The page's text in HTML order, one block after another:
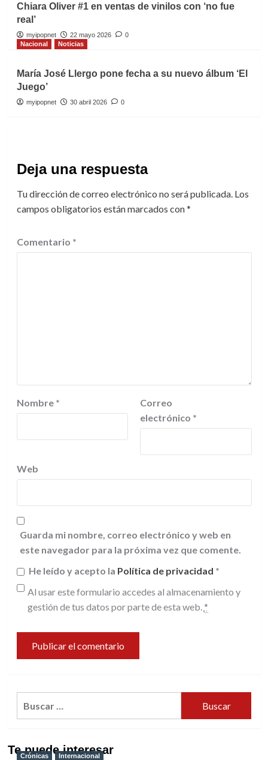
Chiara Oliver #1 en ventas de vinilos con ‘no fue
real’
myipopnet 22 mayo 2026
0
Nacional
Noticias
María José Llergo pone fecha a su nuevo álbum ‘El
Juego’
myipopnet 30 abril 2026 0
Deja una respuesta
Tu dirección de correo electrónico no será publicada. Los
campos obligatorios están marcados con*
Comentario *
Nombre *
Correo
electrónico *
Web
Guarda mi nombre, correo electrónico y web en
este navegador para la próxima vez que comente.
He leído y acepto la Política de privacidad *
Al usar este formulario accedes al almacenamiento y
gestión de tus datos por parte de esta web. *
Te puede interesar
Crónicas Internacional